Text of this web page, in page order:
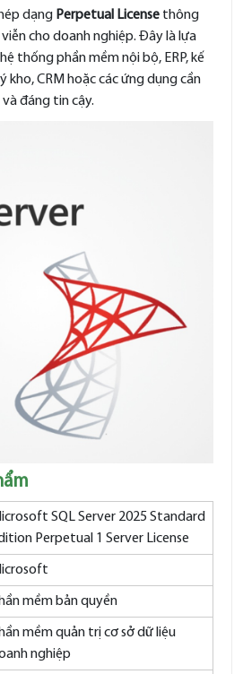
dạng Perpetual License thông
viễn cho doanh nghiệp. Đây là lựa
thống phần mềm nội bộ, ERP, kế
kho, CRM hoặc các ứng dụng cần
đáng tin cậy.
SQL Server 2025 Standard
Perpetual 1 Server License
mềm bản quyền
mềm quản trị cơ sở dữ liệu
nghiệp